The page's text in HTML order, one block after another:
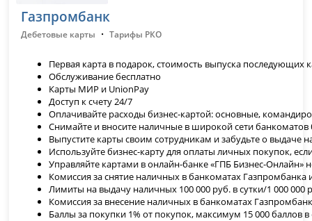
Газпромбанк
Дебетовые карты ·Тарифы РКО
Первая карта в подарок, стоимость выпуска последующих
Обслуживание бесплатно
Карты МИР и UnionPay
Доступ к счету 24/7
Оплачивайте расходы бизнес-картой: основные,
Снимайте и вносите наличные в широкой сети банкоматов
Выпустите карты своим сотрудникам и забудьте о выдаче
Используйте бизнес-карту для оплаты личных покупок,
Управляйте картами в онлайн-банке «ГПБ Бизнес-Онлайн»
Комиссия за снятие наличных в банкоматах Газпромбанка
Лимиты на выдачу наличных 100 000 руб. в сутки/1 000 000
Комиссия за внесение наличных в банкоматах
Баллы за покупки 1% от покупок, максимум 15 000 баллов в